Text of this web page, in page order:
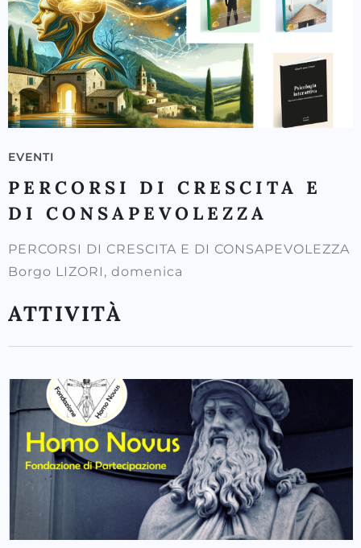
EVENTI
PERCORSI DI CRESCITA E
DI CONSAPEVOLEZZA
PERCORSI DI CRESCITA E DI CONSAPEVOLEZZA
Borgo LIZORI, domenica
ATTIVITÀ